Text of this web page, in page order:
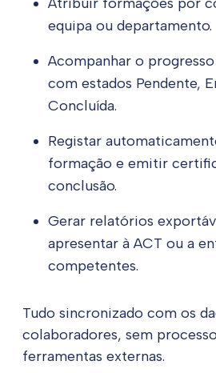
equipa ou departamento.
Acompanhar o
com estados Pendente,
Concluída.
Registar
formação e emitir
conclusão.
Gerar relatórios
apresentar à ACT ou a
competentes.
Tudo sincronizado com os
colaboradores, sem
ferramentas externas.